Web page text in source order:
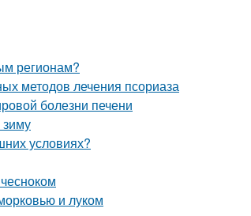
регионам?
методов лечения псориаза
болезни печени
условиях?
и луком